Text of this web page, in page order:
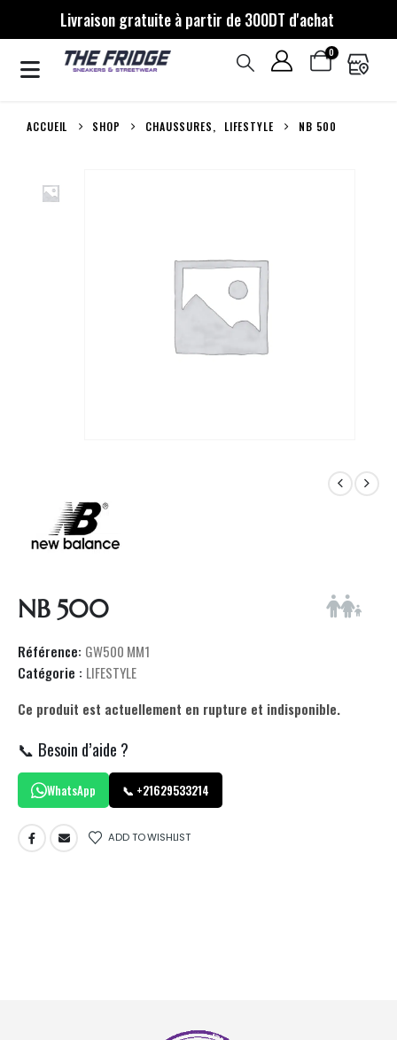
Livraison gratuite à partir de 300DT d'achat
0
ACCUEIL SHOP CHAUSSURES, LIFESTYLE NB 500
NB 500
Référence: GW500 MM1
Catégorie : LIFESTYLE
Ce produit est actuellement en rupture et indisponible.
📞 Besoin d’aide ?
WhatsApp 📞 +21629533214
ADD TO WISHLIST